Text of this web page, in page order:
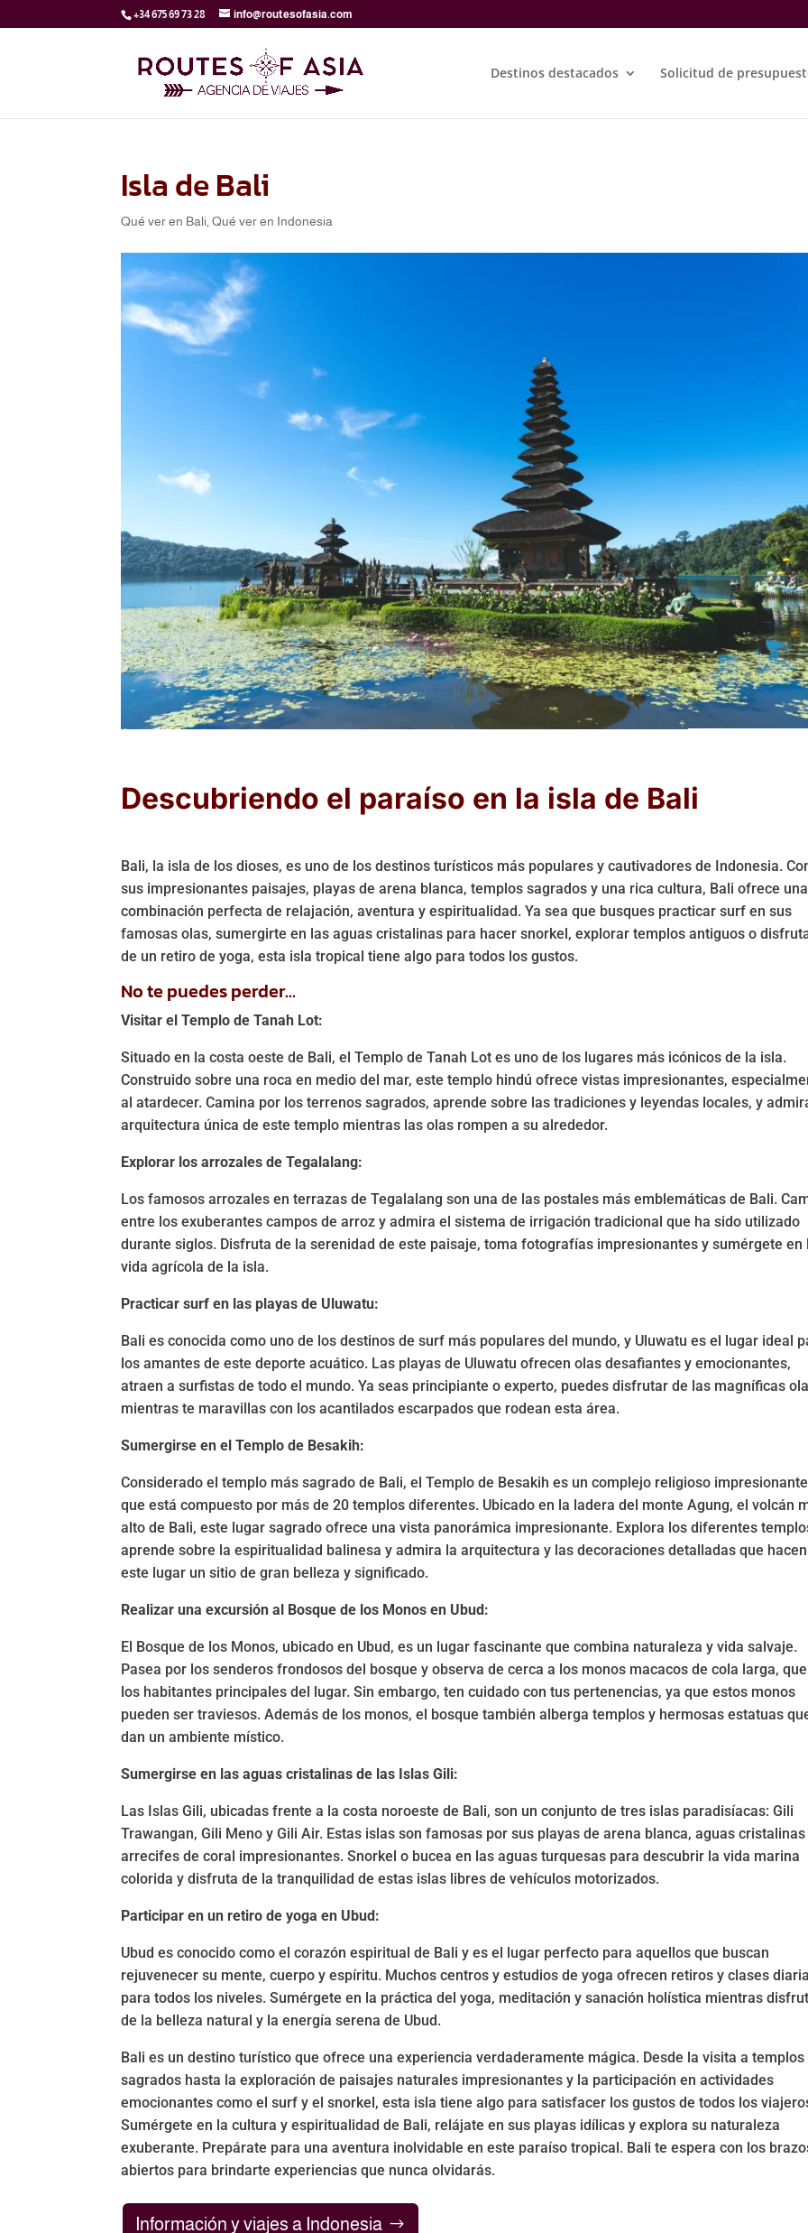
+34 675 69 73 28 info@routesofasia.com
Destinos destacados Solicitud de
Isla de Bali
Qué ver en Bali ,Qué ver en Indonesia
Descubriendo el paraíso en la isla de Bali
Bali, la isla de los dioses, es uno de los destinos turísticos más populares y cautivadores de Indonesia.
sus impresionantes paisajes, playas de arena blanca, templos sagrados y una rica cultura, Bali ofrece una
combinación perfecta de relajación, aventura y espiritualidad. Ya sea que busques practicar surf en sus
famosas olas, sumergirte en las aguas cristalinas para hacer snorkel, explorar templos antiguos o
de un retiro de yoga, esta isla tropical tiene algo para todos los gustos.
No te puedes perder…
Visitar el Templo de Tanah Lot:
Situado en la costa oeste de Bali, el Templo de Tanah Lot es uno de los lugares más icónicos de la isla.
Construido sobre una roca en medio del mar, este templo hindú ofrece vistas impresionantes,
al atardecer. Camina por los terrenos sagrados, aprende sobre las tradiciones y leyendas locales, y
arquitectura única de este templo mientras las olas rompen a su alrededor.
Explorar los arrozales de Tegalalang:
Los famosos arrozales en terrazas de Tegalalang son una de las postales más emblemáticas de Bali.
entre los exuberantes campos de arroz y admira el sistema de irrigación tradicional que ha sido utilizado
durante siglos. Disfruta de la serenidad de este paisaje, toma fotografías impresionantes y sumérgete en
vida agrícola de la isla.
Practicar surf en las playas de Uluwatu:
Bali es conocida como uno de los destinos de surf más populares del mundo, y Uluwatu es el lugar ideal
los amantes de este deporte acuático. Las playas de Uluwatu ofrecen olas desafiantes y emocionantes,
atraen a surfistas de todo el mundo. Ya seas principiante o experto, puedes disfrutar de las magníficas
mientras te maravillas con los acantilados escarpados que rodean esta área.
Sumergirse en el Templo de Besakih:
Considerado el templo más sagrado de Bali, el Templo de Besakih es un complejo religioso impresionante
que está compuesto por más de 20 templos diferentes. Ubicado en la ladera del monte Agung, el volcán
alto de Bali, este lugar sagrado ofrece una vista panorámica impresionante. Explora los diferentes
aprende sobre la espiritualidad balinesa y admira la arquitectura y las decoraciones detalladas que
este lugar un sitio de gran belleza y significado.
Realizar una excursión al Bosque de los Monos en Ubud:
El Bosque de los Monos, ubicado en Ubud, es un lugar fascinante que combina naturaleza y vida salvaje.
Pasea por los senderos frondosos del bosque y observa de cerca a los monos macacos de cola larga,
los habitantes principales del lugar. Sin embargo, ten cuidado con tus pertenencias, ya que estos monos
pueden ser traviesos. Además de los monos, el bosque también alberga templos y hermosas estatuas
dan un ambiente místico.
Sumergirse en las aguas cristalinas de las Islas Gili:
Las Islas Gili, ubicadas frente a la costa noroeste de Bali, son un conjunto de tres islas paradisíacas: Gili
Trawangan, Gili Meno y Gili Air. Estas islas son famosas por sus playas de arena blanca, aguas
arrecifes de coral impresionantes. Snorkel o bucea en las aguas turquesas para descubrir la vida marina
colorida y disfruta de la tranquilidad de estas islas libres de vehículos motorizados.
Participar en un retiro de yoga en Ubud:
Ubud es conocido como el corazón espiritual de Bali y es el lugar perfecto para aquellos que buscan
rejuvenecer su mente, cuerpo y espíritu. Muchos centros y estudios de yoga ofrecen retiros y clases
para todos los niveles. Sumérgete en la práctica del yoga, meditación y sanación holística mientras
de la belleza natural y la energía serena de Ubud.
Bali es un destino turístico que ofrece una experiencia verdaderamente mágica. Desde la visita a templos
sagrados hasta la exploración de paisajes naturales impresionantes y la participación en actividades
emocionantes como el surf y el snorkel, esta isla tiene algo para satisfacer los gustos de todos los
Sumérgete en la cultura y espiritualidad de Bali, relájate en sus playas idílicas y explora su naturaleza
exuberante. Prepárate para una aventura inolvidable en este paraíso tropical. Bali te espera con los
abiertos para brindarte experiencias que nunca olvidarás.
Información y viajes a Indonesia